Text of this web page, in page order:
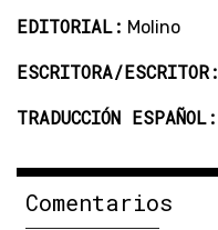
EDITORIAL: Molino
ESCRITORA/ESCRITOR:
TRADUCCIÓN ESPAÑOL:
Comentarios